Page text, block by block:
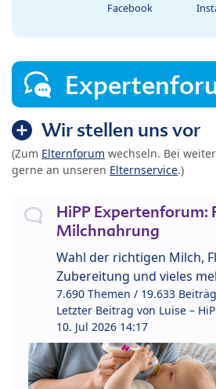
Facebook
Wir stellen uns vor
(Zum Elternforum wechseln. Bei
gerne an unseren Elternservice.)
HiPP Expertenforum:
Milchnahrung
Wahl der richtigen Milch,
Zubereitung und vieles
7.690 Themen / 19.633
Letzter Beitrag von Luise –
10. Jul 2026 14:17